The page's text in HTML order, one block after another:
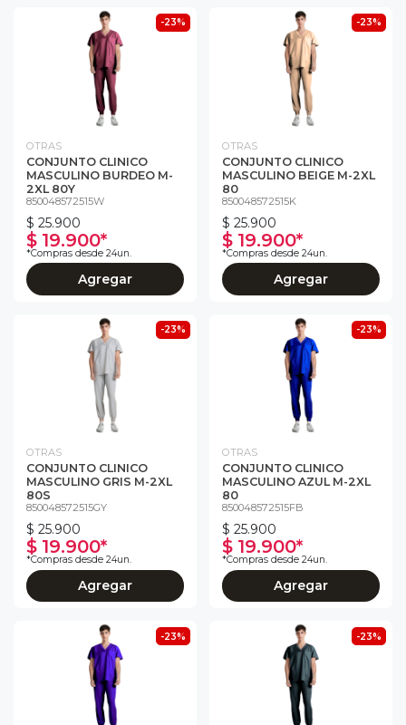
-23%
OTRAS
CONJUNTO CLINICO
MASCULINO BURDEO M-
2XL 80Y
850048572515W
$ 25.900
$ 19.900*
*Compras desde 24un.
Agregar
-23%
OTRAS
CONJUNTO CLINICO
MASCULINO BEIGE M-2XL
80
850048572515K
$ 25.900
$ 19.900*
*Compras desde 24un.
Agregar
-23%
OTRAS
CONJUNTO CLINICO
MASCULINO GRIS M-2XL
80S
850048572515GY
$ 25.900
$ 19.900*
*Compras desde 24un.
Agregar
-23%
OTRAS
CONJUNTO CLINICO
MASCULINO AZUL M-2XL
80
850048572515FB
$ 25.900
$ 19.900*
*Compras desde 24un.
Agregar
-23% -23%